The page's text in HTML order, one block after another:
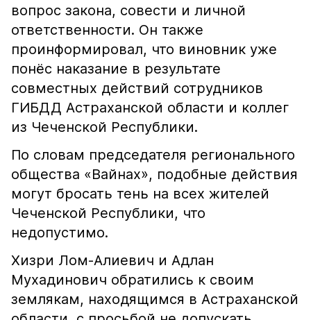
вопрос закона, совести и личной
ответственности. Он также
проинформировал, что виновник уже
понёс наказание в результате
совместных действий сотрудников
ГИБДД Астраханской области и коллег
из Чеченской Республики.
По словам председателя регионального
общества «Вайнах», подобные действия
могут бросать тень на всех жителей
Чеченской Республики, что
недопустимо.
Хизри Лом-Алиевич и Адлан
Мухадинович обратились к своим
землякам, находящимся в Астраханской